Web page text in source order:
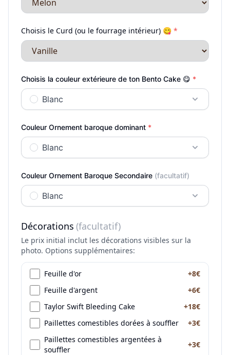
Choisis le Curd (ou le fourrage intérieur) 😋 *
Choisis la couleur extérieure de ton Bento Cake 😋 *
Blanc
Couleur Ornement baroque dominant *
Blanc
Couleur Ornement Baroque Secondaire (facultatif)
Blanc
Décorations (facultatif)
Le prix initial inclut les décorations visibles sur la
photo. Options supplémentaires:
Feuille d'or
+8€
Feuille d'argent
+6€
Taylor Swift Bleeding Cake
+18€
Paillettes comestibles dorées à souffler
+3€
Paillettes comestibles argentées à
souffler
+3€